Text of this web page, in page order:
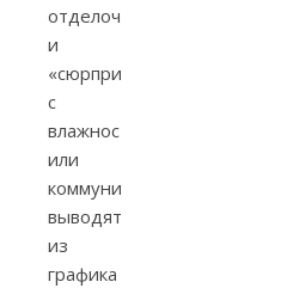
отделочников
и
«сюрпризы»
с
влажностью
или
коммуникациями
выводят
из
графика